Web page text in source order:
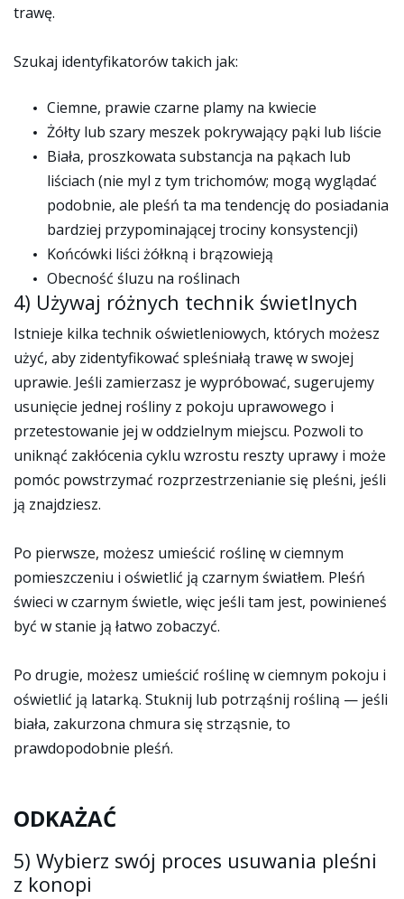
trawę.
Szukaj identyfikatorów takich jak:
Ciemne, prawie czarne plamy na kwiecie
Żółty lub szary meszek pokrywający pąki lub liście
Biała, proszkowata substancja na pąkach lub
liściach (nie myl z tym trichomów; mogą wyglądać
podobnie, ale pleśń ta ma tendencję do posiadania
bardziej przypominającej trociny konsystencji)
Końcówki liści żółkną i brązowieją
Obecność śluzu na roślinach
4) Używaj różnych technik świetlnych
Istnieje kilka technik oświetleniowych, których możesz
użyć, aby zidentyfikować spleśniałą trawę w swojej
uprawie. Jeśli zamierzasz je wypróbować, sugerujemy
usunięcie jednej rośliny z pokoju uprawowego i
przetestowanie jej w oddzielnym miejscu. Pozwoli to
uniknąć zakłócenia cyklu wzrostu reszty uprawy i może
pomóc powstrzymać rozprzestrzenianie się pleśni, jeśli
ją znajdziesz.
Po pierwsze, możesz umieścić roślinę w ciemnym
pomieszczeniu i oświetlić ją czarnym światłem. Pleśń
świeci w czarnym świetle, więc jeśli tam jest, powinieneś
być w stanie ją łatwo zobaczyć.
Po drugie, możesz umieścić roślinę w ciemnym pokoju i
oświetlić ją latarką. Stuknij lub potrząśnij rośliną — jeśli
biała, zakurzona chmura się strząsnie, to
prawdopodobnie pleśń.
ODKAŻAĆ
5) Wybierz swój proces usuwania pleśni
z konopi